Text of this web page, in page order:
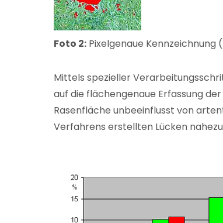
Foto 2: Pixelgenaue
Mittels spezieller
auf die flächengenaue Erfassung
Rasenfläche unbeeinflusst von
Verfahrens erstellten Lücken